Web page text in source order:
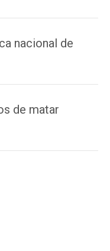
nacional de
de matar